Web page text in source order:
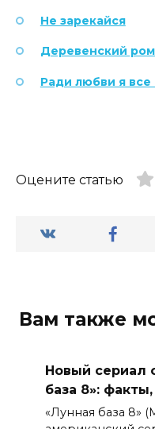
Не зарекайся
Деревенский
Ради любви я все
Оцените статью
Вам также
Новый сериал
база 8»:
«Лунная база 8»